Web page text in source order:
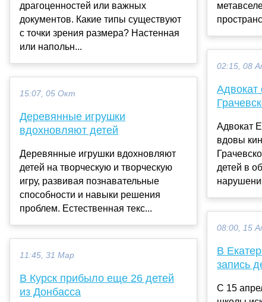
драгоценностей или важных
документов. Какие типы существуют
с точки зрения размера? Настенная
или напольн...
15:07, 05 Окт
Деревянные игрушки
вдохновляют детей
Деревянные игрушки вдохновляют
детей на творческую и творческую
игру, развивая познавательные
способности и навыки решения
проблем. Естественная текс...
11:45, 31 Мар
В Курск прибыло еще 26 детей
из Донбасса
02:15, 08
Адвокат
Адвокат
вдовы
детей в
08:00, 15
В
запись
С 15